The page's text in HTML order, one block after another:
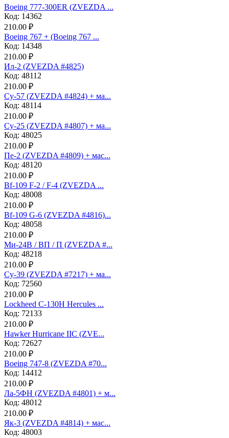
Boeing 777-300ER (ZVEZDA ...
Код: 14362
210.00 ₽
Boeing 767 + (Boeing 767 ...
Код: 14348
210.00 ₽
Ил-2 (ZVEZDA #4825)
Код: 48112
210.00 ₽
Су-57 (ZVEZDA #4824) + ма...
Код: 48114
210.00 ₽
Су-25 (ZVEZDA #4807) + ма...
Код: 48025
210.00 ₽
Пе-2 (ZVEZDA #4809) + мас...
Код: 48120
210.00 ₽
Bf-109 F-2 / F-4 (ZVEZDA ...
Код: 48008
210.00 ₽
Bf-109 G-6 (ZVEZDA #4816)...
Код: 48058
210.00 ₽
Ми-24В / ВП / П (ZVEZDA #...
Код: 48218
210.00 ₽
Су-39 (ZVEZDA #7217) + ма...
Код: 72560
210.00 ₽
Lockheed C-130H Hercules ...
Код: 72133
210.00 ₽
Hawker Hurricane IIC (ZVE...
Код: 72627
210.00 ₽
Boeing 747-8 (ZVEZDA #70...
Код: 14412
210.00 ₽
Ла-5ФН (ZVEZDA #4801) + м...
Код: 48012
210.00 ₽
Як-3 (ZVEZDA #4814) + мас...
Код: 48003